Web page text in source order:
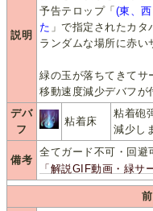
説明
予告テロップ「 (東、
た 」で指定されたカタ
ランダムな場所に赤い
緑の玉が落ちてきてサ
移動速度減少デバフが
デバ
フ
粘着床
粘着砲
減少し
備考
全てガード不可・回避
「解説GIF動画・緑サ